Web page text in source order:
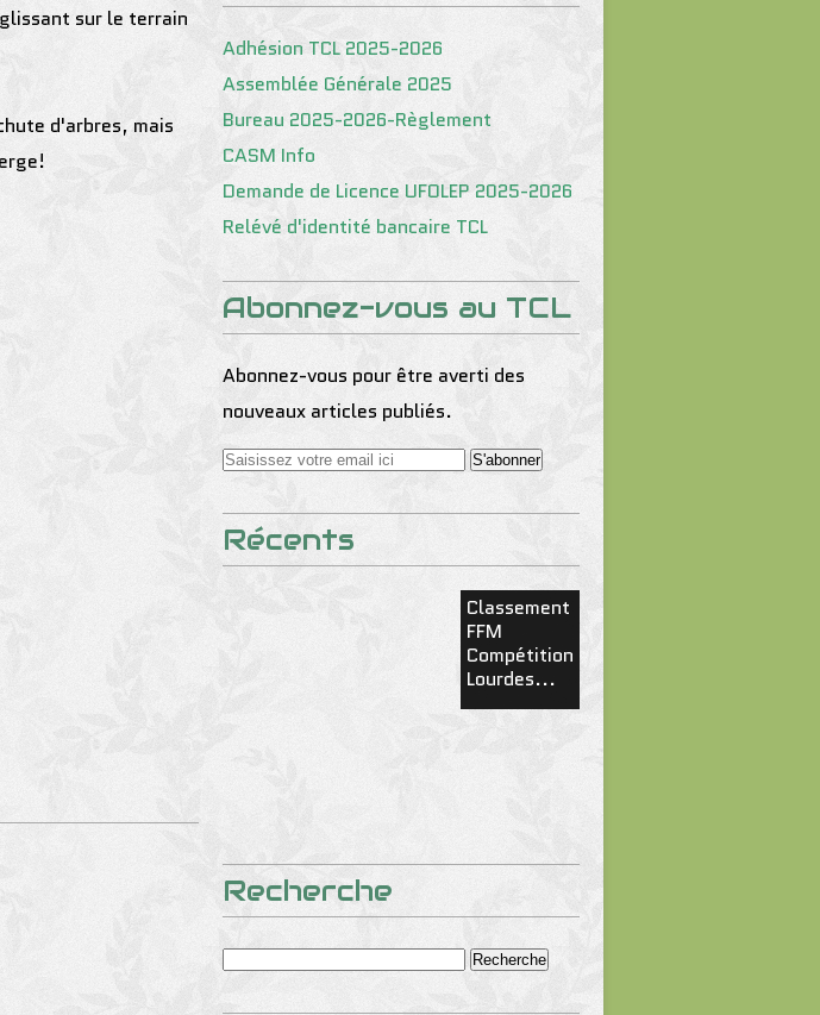
sur le terrain
d'arbres, mais
Adhésion TCL 2025-2026
Assemblée Générale 2025
Bureau 2025-2026-Règlement
CASM Info
Demande de Licence UFOLEP 2025-2026
Relévé d'identité bancaire TCL
Abonnez-vous au TCL
Abonnez-vous pour être averti des
nouveaux articles publiés.
Récents
Classement
FFM
Compétition
Lourdes...
Recherche